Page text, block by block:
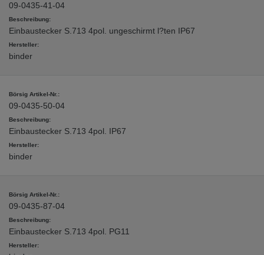
09-0435-41-04
Einbaustecker S.713 4pol. ungeschirmt l?ten IP67
binder
09-0435-50-04
Einbaustecker S.713 4pol. IP67
binder
09-0435-87-04
Einbaustecker S.713 4pol. PG11